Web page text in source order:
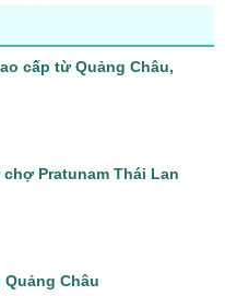
cấp từ Quảng Châu,
Pratunam Thái Lan
Châu